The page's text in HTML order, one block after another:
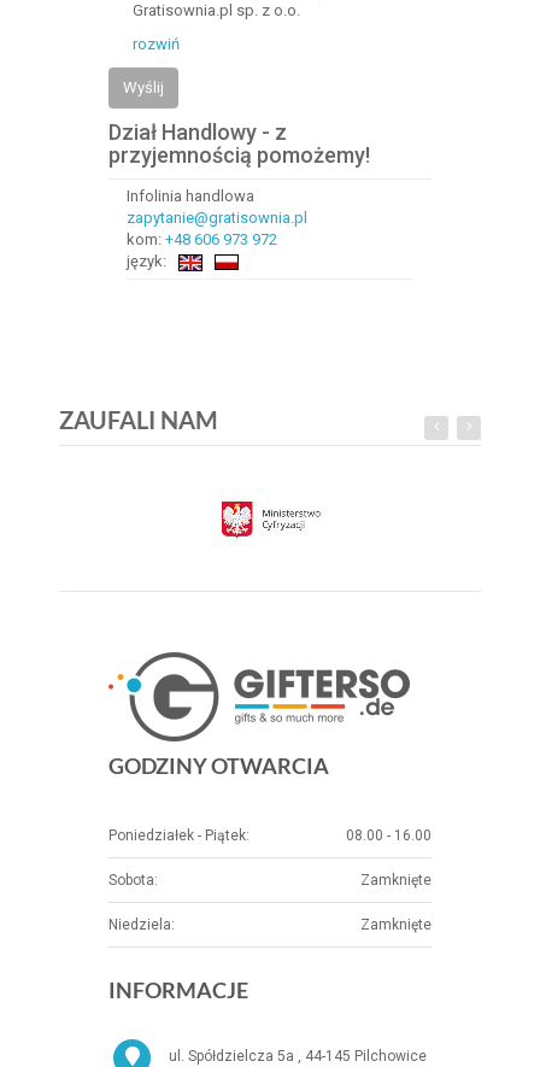
Gratisownia.pl sp. z o.o.
rozwiń
Wyślij
Dział Handlowy - z
przyjemnością pomożemy!
Infolinia handlowa
zapytanie@gratisownia.pl
kom: +48 606 973 972
język:
ZAUFALI NAM
GODZINY OTWARCIA
Poniedziałek - Piątek: 08.00 - 16.00
Sobota: Zamknięte
Niedziela: Zamknięte
INFORMACJE
ul. Spółdzielcza 5a , 44-145 Pilchowice